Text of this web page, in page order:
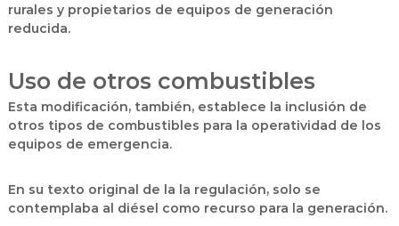
rurales y propietarios de equipos de generación
reducida.
Uso de otros combustibles
Esta modificación, también, establece la inclusión de
otros tipos de combustibles para la operatividad de los
equipos de emergencia.
En su texto original de la la regulación, solo se
contemplaba al diésel como recurso para la generación.